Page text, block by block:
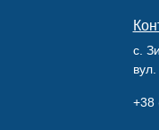
с.
+38